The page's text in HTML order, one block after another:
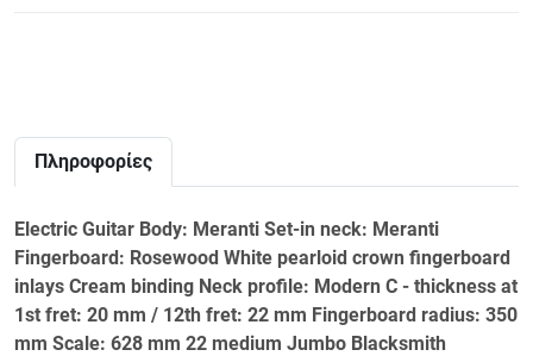
Πληροφορίες
Electric Guitar Body: Meranti Set-in neck: Meranti
Fingerboard: Rosewood White pearloid crown fingerboard
inlays Cream binding Neck profile: Modern C - thickness at
1st fret: 20 mm / 12th fret: 22 mm Fingerboard radius: 350
mm Scale: 628 mm 22 medium Jumbo Blacksmith